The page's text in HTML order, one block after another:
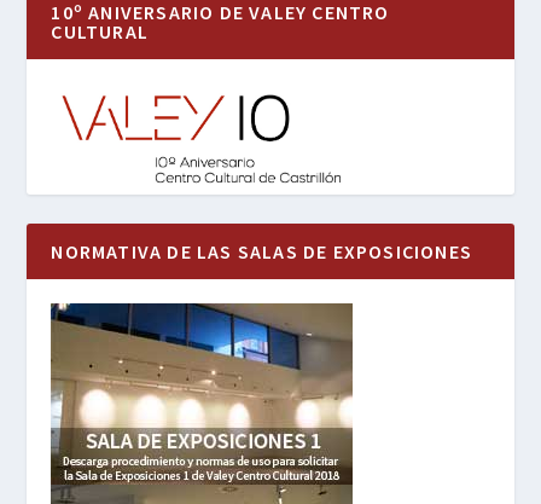
10º ANIVERSARIO DE VALEY CENTRO
CULTURAL
NORMATIVA DE LAS SALAS DE EXPOSICIONES